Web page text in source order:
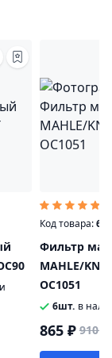
Код товара:
Фильтр
MAHLE/
OC1051
6шт. в
865 ₽ 910 ₽